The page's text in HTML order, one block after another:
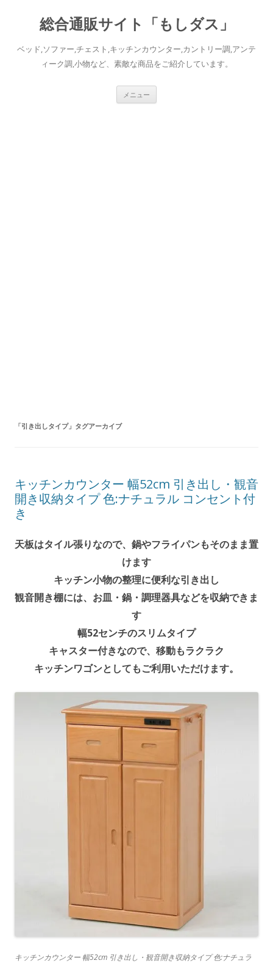
総合通販サイト「もしダス」
ベッド,ソファー,チェスト,キッチンカウンター,カントリー調,アンテ
ィーク調,小物など、素敵な商品をご紹介しています。
メニュー
「引き出しタイプ」タグアーカイブ
キッチンカウンター 幅52cm 引き出し・観音
開き収納タイプ 色:ナチュラル コンセント付
き
天板はタイル張りなので、鍋やフライパンもそのまま置
けます
キッチン小物の整理に便利な引き出し
観音開き棚には、お皿・鍋・調理器具などを収納できま
す
幅52センチのスリムタイプ
キャスター付きなので、移動もラクラク
キッチンワゴンとしてもご利用いただけます。
キッチンカウンター 幅52cm 引き出し・観音開き収納タイプ 色:ナチュラ